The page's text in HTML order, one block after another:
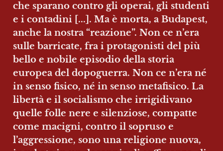
che sparano contro gli operai, gli studenti
e i contadini [...]. Ma è morta, a Budapest,
anche la nostra “reazione”. Non ce n’era
sulle barricate, fra i protagonisti del più
bello e nobile episodio della storia
europea del dopoguerra. Non ce n’era né
in senso fisico, né in senso metafisico. La
libertà e il socialismo che irrigidivano
quelle folle nere e silenziose, compatte
come macigni, contro il sopruso e
l’aggressione, sono una religione nuova,